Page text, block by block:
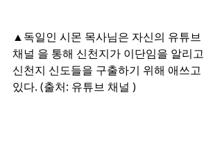
▲독일인 시몬 목사님은 자신의 유튜브
채널 을 통해 신천지가 이단임을 알리고
신천지 신도들을 구출하기 위해 애쓰고
있다. (출처: 유튜브 채널 )